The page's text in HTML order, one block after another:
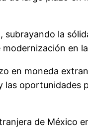
la
en
en moneda
oportunidades
de México